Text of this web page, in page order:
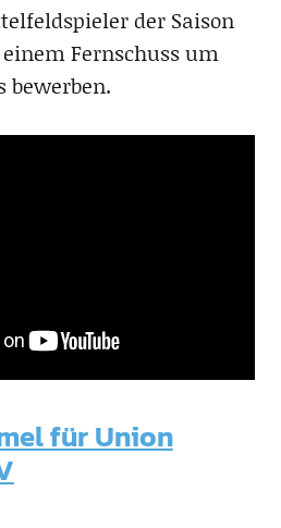
der Saison
Fernschuss um
bewerben.
für Union